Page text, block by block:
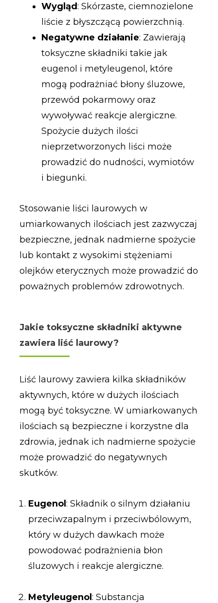
Wygląd: Skórzaste, ciemnozielone
liście z błyszczącą powierzchnią.
Negatywne działanie: Zawierają
toksyczne składniki takie jak
eugenol i metyleugenol, które
mogą podrażniać błony śluzowe,
przewód pokarmowy oraz
wywoływać reakcje alergiczne.
Spożycie dużych ilości
nieprzetworzonych liści może
prowadzić do nudności, wymiotów
i biegunki.
Stosowanie liści laurowych w
umiarkowanych ilościach jest zazwyczaj
bezpieczne, jednak nadmierne spożycie
lub kontakt z wysokimi stężeniami
olejków eterycznych może prowadzić do
poważnych problemów zdrowotnych.
Jakie toksyczne składniki aktywne
zawiera liść laurowy?
Liść laurowy zawiera kilka składników
aktywnych, które w dużych ilościach
mogą być toksyczne. W umiarkowanych
ilościach są bezpieczne i korzystne dla
zdrowia, jednak ich nadmierne spożycie
może prowadzić do negatywnych
skutków.
Eugenol: Składnik o silnym działaniu
przeciwzapalnym i przeciwbólowym,
który w dużych dawkach może
powodować podrażnienia błon
śluzowych i reakcje alergiczne.
Metyleugenol : Substancja